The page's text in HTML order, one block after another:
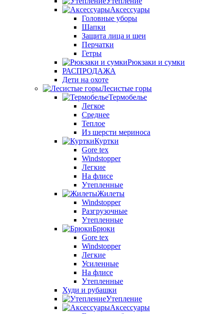
Аксессуары
Головные уборы
Шапки
Защита лица и шеи
Перчатки
Гетры
Рюкзаки и сумки
РАСПРОДАЖА
Дети на охоте
Лесистые горы
Термобелье
Легкое
Среднее
Теплое
Из шерсти мериноса
Куртки
Gore tex
Windstopper
Легкие
На флисе
Утепленные
Жилеты
Windstopper
Разгрузочные
Утепленные
Брюки
Gore tex
Windstopper
Легкие
Усиленные
На флисе
Утепленные
Худи и рубашки
Утепление
Аксессуары